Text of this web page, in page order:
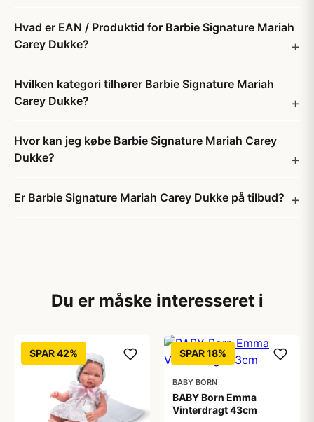
Hvad er EAN / Produktid for Barbie Signature Mariah
Carey Dukke?
Hvilken kategori tilhører Barbie Signature Mariah
Carey Dukke?
Hvor kan jeg købe Barbie Signature Mariah Carey
Dukke?
Er Barbie Signature Mariah Carey Dukke på tilbud?
Du er måske interesseret i
SPAR 42% SPAR 18%
BABY BORN
BABY Born Emma
Vinterdragt 43cm